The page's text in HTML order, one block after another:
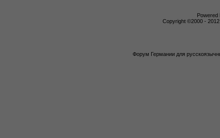
Powered
Copyright ©2000 -
Форум Германии для